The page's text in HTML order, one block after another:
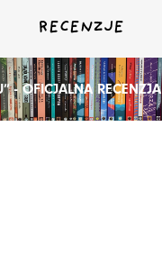
RECENZJE
- OFICJALNA RECENZJA